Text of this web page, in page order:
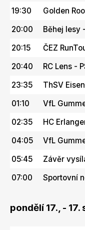
19:30
Golden
20:00
Běhej lesy
20:15
ČEZ
20:40
RC Lens -
23:35
ThSV
01:10
VfL
02:35
HC
04:05
VfL
05:45
Závěr
07:00
Sportovní
pondělí 17., -